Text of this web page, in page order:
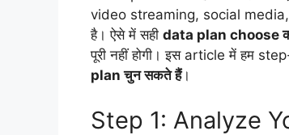
video streaming, social
है। ऐसे में सही data plan choose
पूरी नहीं होगी। इस article में हम
plan चुन सकते हैं।
Step 1: Analyze